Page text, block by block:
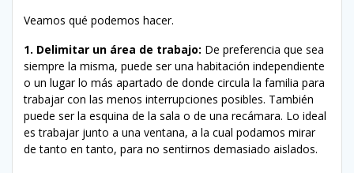
Veamos qué podemos hacer.
1. Delimitar un área de trabajo: De preferencia que sea
siempre la misma, puede ser una habitación independiente
o un lugar lo más apartado de donde circula la familia para
trabajar con las menos interrupciones posibles. También
puede ser la esquina de la sala o de una recámara. Lo ideal
es trabajar junto a una ventana, a la cual podamos mirar
de tanto en tanto, para no sentirnos demasiado aislados.